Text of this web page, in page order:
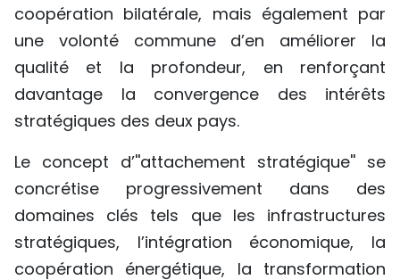
coopération bilatérale, mais également par
une volonté commune d’en améliorer la
qualité et la profondeur, en renforçant
davantage la convergence des intérêts
stratégiques des deux pays.
Le concept d’''attachement stratégique'' se
concrétise progressivement dans des
domaines clés tels que les infrastructures
stratégiques, l’intégration économique, la
coopération énergétique, la transformation